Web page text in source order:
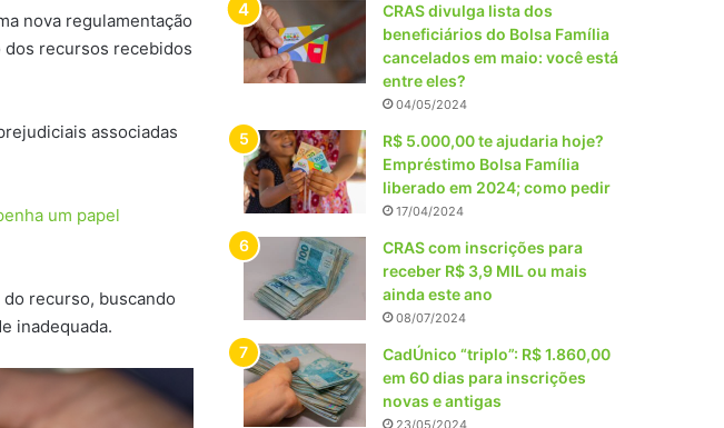
nova regulamentação
dos recursos recebidos
associadas
um papel
recurso, buscando
inadequada.
CRAS divulga lista dos
beneficiários do Bolsa Família
cancelados em maio: você está
entre eles?
04/05/2024
R$ 5.000,00 te ajudaria hoje?
Empréstimo Bolsa Família
liberado em 2024; como pedir
17/04/2024
CRAS com inscrições para
receber R$ 3,9 MIL ou mais
ainda este ano
08/07/2024
CadÚnico “triplo”: R$ 1.860,00
em 60 dias para inscrições
novas e antigas
23/05/2024